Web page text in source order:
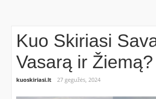
Kuo Skiriasi
Vasarą ir Žiemą?
kuoskiriasi.lt 27 gegužės, 2024